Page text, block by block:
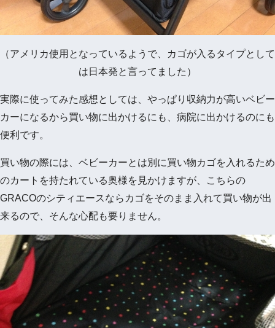
（アメリカ使用となっているようで、カゴが入るタイプとして
は日本発と言ってました）
実際に使ってみた感想としては、やっぱり収納力が高いベビー
カーになるから買い物に出かけるにも、病院に出かけるのにも
便利です。
買い物の際には、ベビーカーとは別に買い物カゴを入れるため
のカートを持たれている奥様を見かけますが、こちらの
GRACOのシティエースならカゴをそのまま入れて買い物が出
来るので、そんな心配も要りません。